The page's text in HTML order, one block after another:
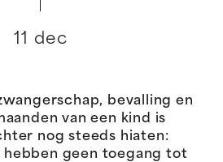
11 dec
bevalling en
van een kind is
nog steeds hiaten:
hebben geen toegang tot